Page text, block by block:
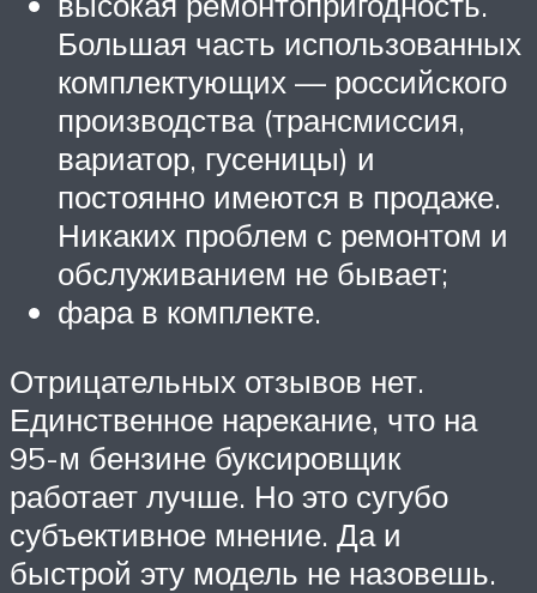
Большая часть использованных
комплектующих — российского
производства (трансмиссия,
вариатор, гусеницы) и
постоянно имеются в продаже.
Никаких проблем с ремонтом и
обслуживанием не бывает;
фара в комплекте.
Отрицательных отзывов нет.
Единственное нарекание, что на
95-м бензине буксировщик
работает лучше. Но это сугубо
субъективное мнение. Да и
быстрой эту модель не назовешь.